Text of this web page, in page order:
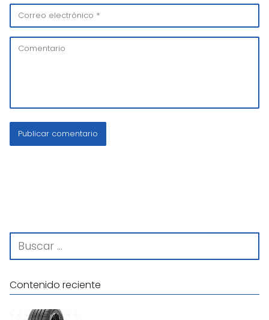
Contenido reciente